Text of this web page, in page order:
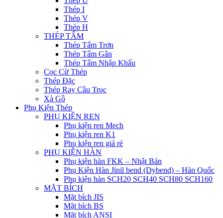
Thép I
Thép V
Thép H
THÉP TẤM
Thép Tấm Trơn
Thép Tấm Gân
Thép Tấm Nhập Khẩu
Cọc Cừ Thép
Thép Đặc
Thép Ray Cầu Trục
Xà Gồ
Phụ Kiện Thép
PHỤ KIỆN REN
Phụ kiện ren Mech
Phụ kiện ren K1
Phụ kiện ren giá rẻ
PHỤ KIỆN HÀN
Phụ kiện hàn FKK – Nhật Bản
Phụ Kiện Hàn Jinil bend (Dybend) – Hàn Quốc
Phụ kiện hàn SCH20 SCH40 SCH80 SCH160
MẶT BÍCH
Mặt bích JIS
Mặt bích BS
Mặt bích ANSI